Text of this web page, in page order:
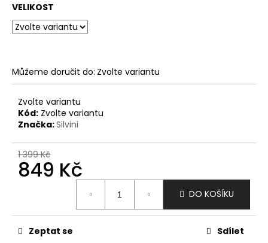
VELIKOST
Můžeme doručit do: Zvolte variantu
Zvolte variantu
Kód: Zvolte variantu
Značka:Silvini
1 399 Kč
849 Kč
DO KOŠÍKU
Zeptat se Sdílet
o
p
u
č
u